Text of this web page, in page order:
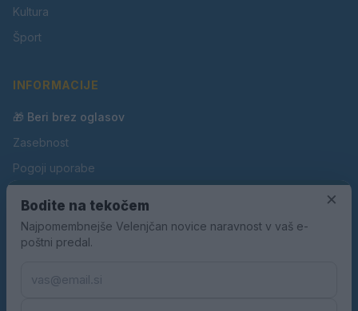
Kultura
Šport
INFORMACIJE
🎁 Beri brez oglasov
Zasebnost
Pogoji uporabe
Oglaševanje
Kontakt
×
Bodite na tekočem
Najpomembnejše Velenjčan novice naravnost v vaš e-
poštni predal.